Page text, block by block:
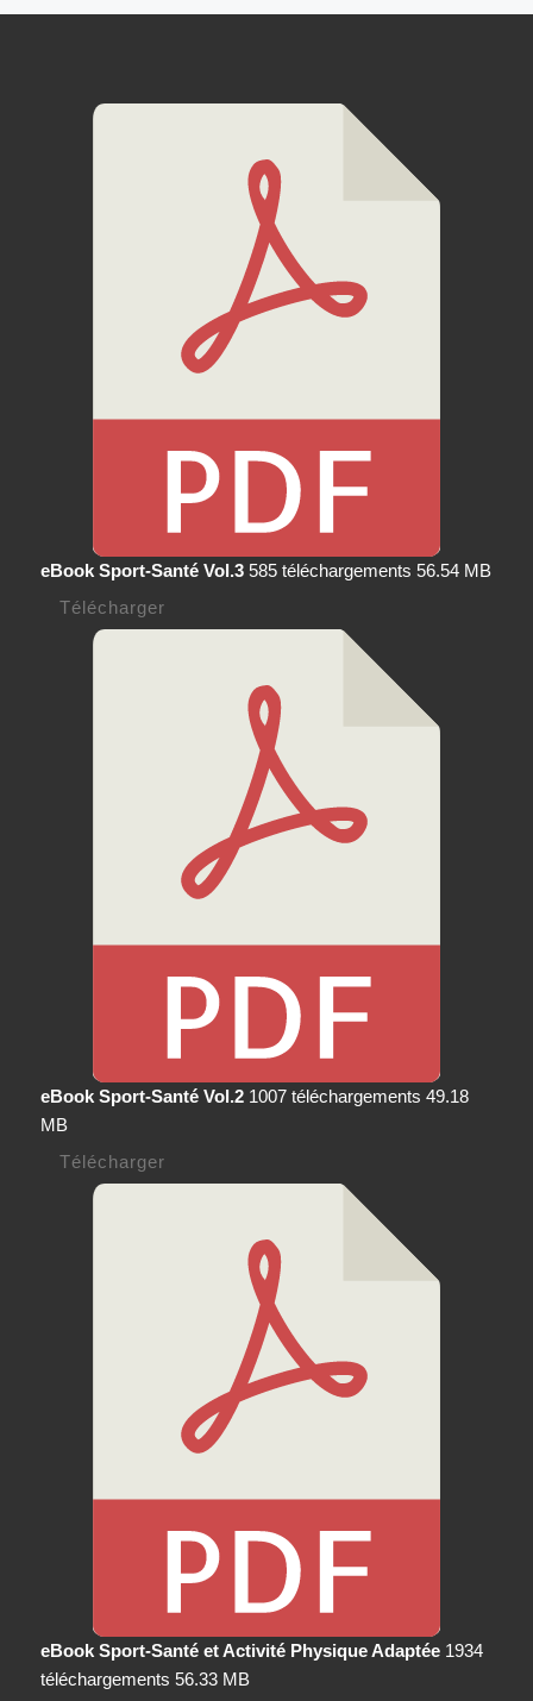
eBook Sport-Santé Vol.3 585 téléchargements 56.54 MB
Télécharger
eBook Sport-Santé Vol.2 1007 téléchargements 49.18
MB
Télécharger
eBook Sport-Santé et Activité Physique Adaptée 1934
téléchargements 56.33 MB